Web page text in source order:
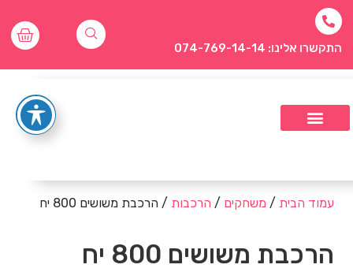
התקשרו אלינו: 074-769-14-14
עמוד הבית / משחקים / הרכבות / הרכבת משושים 800 יח
הרכבת משושים 800 יח